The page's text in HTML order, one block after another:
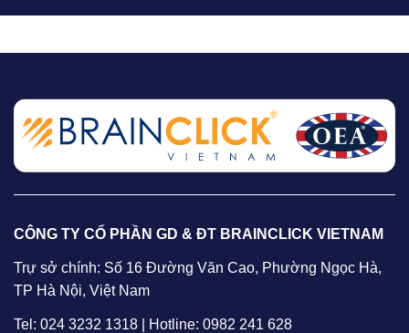
CÔNG TY CỔ PHẦN GD & ĐT BRAINCLICK VIETNAM
Trự sở chính: Số 16 Đường Văn Cao, Phường Ngọc Hà,
TP Hà Nội, Việt Nam
Tel: 024 3232 1318 | Hotline: 0982 241 628